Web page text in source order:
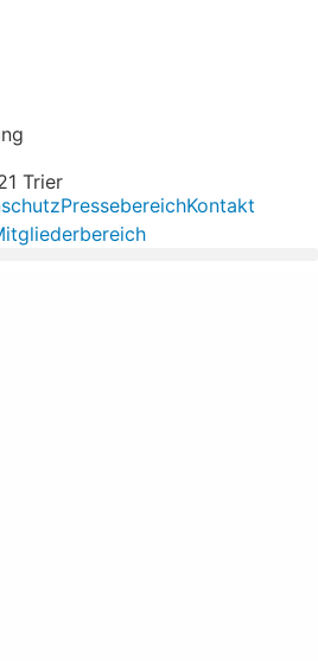
Trier
PressebereichKontakt